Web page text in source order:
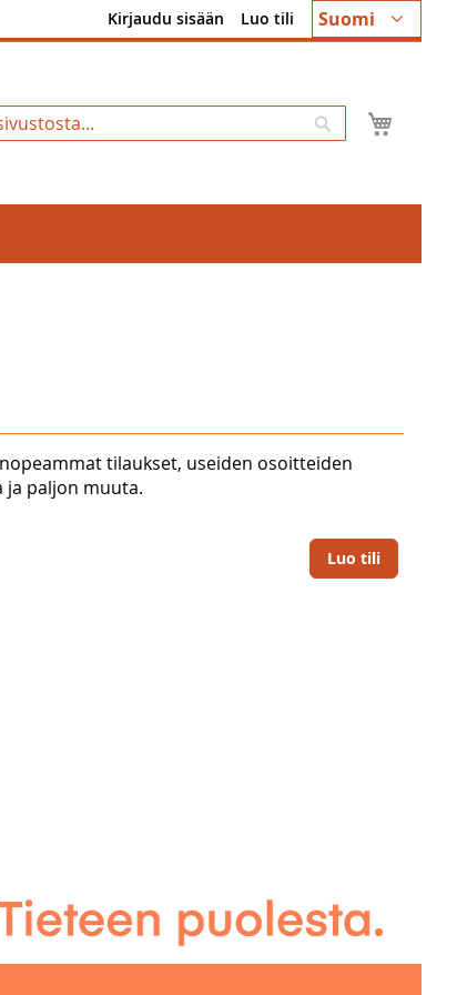
Kieli
Suomi
Kirjaudu sisään Luo tili
Hae
tilaukset, useiden osoitteiden
paljon muuta.
Luo tili